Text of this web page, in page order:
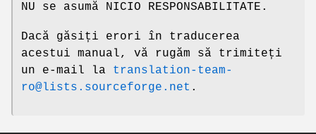
NU se asumă NICIO RESPONSABILITATE.
Dacă găsiți erori în traducerea
acestui manual, vă rugăm să trimiteți
un e-mail la translation-team-
ro@lists.sourceforge.net .